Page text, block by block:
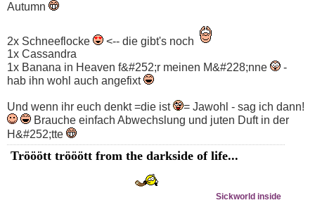
Autumn
2x Schneeflocke
<-- die gibt's noch
1x Cassandra
1x Banana in Heaven f&#252;r meinen M&#228;nne
-
hab ihn wohl auch angefixt
Und wenn ihr euch denkt =die ist
= Jawohl - sag ich dann!
Brauche einfach Abwechslung und juten Duft in der
H&#252;tte
Trööött trööött from the darkside of life...
Sickworld inside